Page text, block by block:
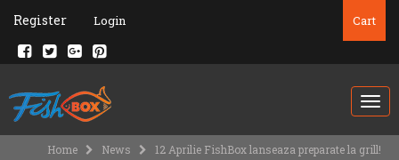
Register Login Cart
Home News 12 Aprilie FishBox lanseaza preparate la grill!